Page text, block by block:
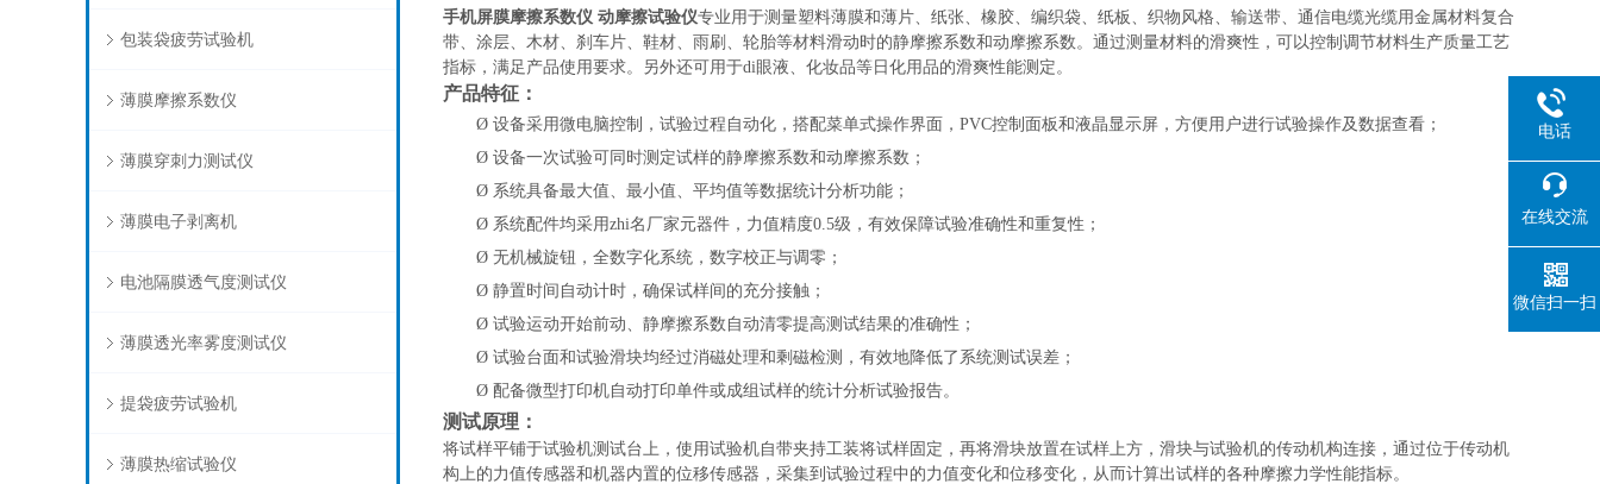
包装袋疲劳试验机
薄膜摩擦系数仪
薄膜穿刺力测试仪
薄膜电子剥离机
电池隔膜透气度测试仪
薄膜透光率雾度测试仪
提袋疲劳试验机
薄膜热缩试验仪
手机屏膜摩擦系数仪 动摩擦试验仪专业用于测量塑料薄膜和薄片、纸张、橡胶、编织袋、纸板、织物风格、输送带、通信电缆光缆用金属材料复合
带、涂层、木材、刹车片、鞋材、雨刷、轮胎等材料滑动时的静摩擦系数和动摩擦系数。通过测量材料的滑爽性，可以控制调节材料生产质量工艺
指标，满足产品使用要求。另外还可用于di眼液、化妆品等日化用品的滑爽性能测定。
产品特征：
Ø 设备采用微电脑控制，试验过程自动化，搭配菜单式操作界面， PVC控制面板和液晶显示屏，方便用户进行试验操作及数据查看；
Ø 设备一次试验可同时测定试样的静摩擦系数和动摩擦系数；
Ø 系统具备最大值、最小值、平均值等数据统计分析功能；
Ø 系统配件均采用zhi名厂家元器件，力值精度0.5级，有效保障试验准确性和重复性；
Ø 无机械旋钮，全数字化系统，数字校正与调零；
Ø 静置时间自动计时，确保试样间的充分接触；
Ø 试验运动开始前动、静摩擦系数自动清零提高测试结果的准确性；
Ø 试验台面和试验滑块均经过消磁处理和剩磁检测，有效地降低了系统测试误差；
Ø 配备微型打印机自动打印单件或成组试样的统计分析试验报告。
测试原理：
将试样平铺于试验机测试台上，使用试验机自带夹持工装将试样固定，再将滑块放置在试样上方，滑块与试验机的传动机构连接，通过位于传动机
构上的力值传感器和机器内置的位移传感器，采集到试验过程中的力值变化和位移变化，从而计算出试样的各种摩擦力学性能指标。
电话
在线交流
微信扫一扫